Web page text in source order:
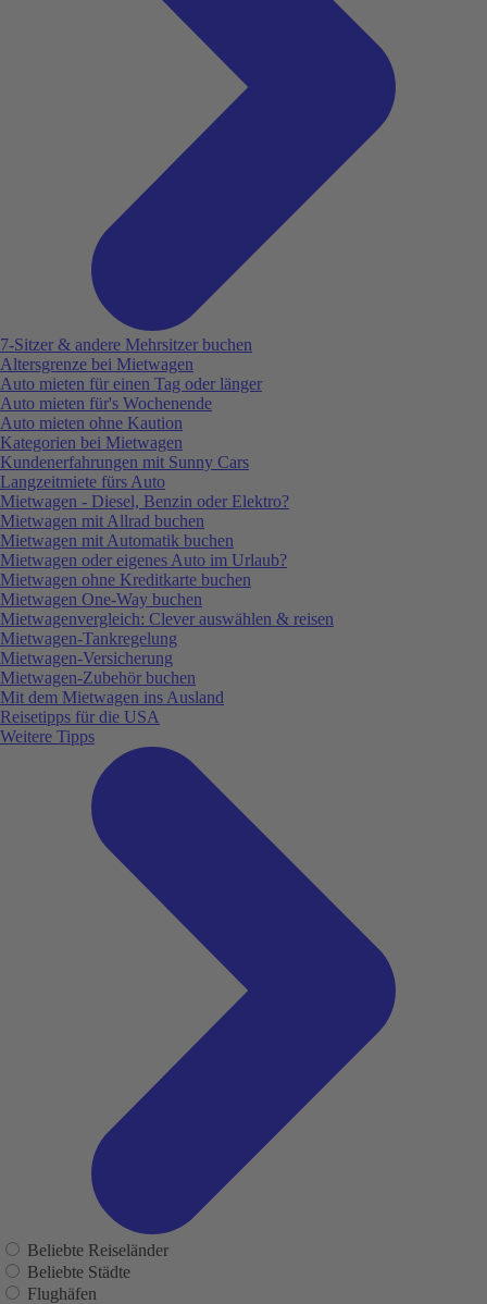
7-Sitzer & andere Mehrsitzer buchen
Altersgrenze bei Mietwagen
Auto mieten für einen Tag oder länger
Auto mieten für's Wochenende
Auto mieten ohne Kaution
Kategorien bei Mietwagen
Kundenerfahrungen mit Sunny Cars
Langzeitmiete fürs Auto
Mietwagen - Diesel, Benzin oder Elektro?
Mietwagen mit Allrad buchen
Mietwagen mit Automatik buchen
Mietwagen oder eigenes Auto im Urlaub?
Mietwagen ohne Kreditkarte buchen
Mietwagen One-Way buchen
Mietwagenvergleich: Clever auswählen & reisen
Mietwagen-Tankregelung
Mietwagen-Versicherung
Mietwagen-Zubehör buchen
Mit dem Mietwagen ins Ausland
Reisetipps für die USA
Weitere Tipps
Beliebte Reiseländer
Beliebte Städte
Flughäfen